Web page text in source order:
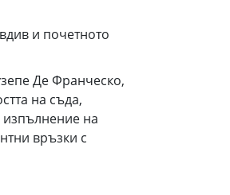
и почетното
Де Франческо,
на съда,
изпълнение на
връзки с